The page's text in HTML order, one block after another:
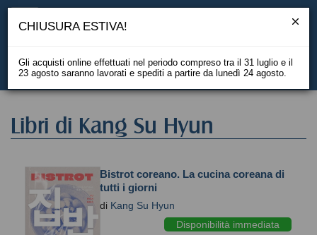
EN
Libri di Kang Su Hyun
Bistrot coreano. La cucina coreana di
tutti i giorni
di Kang Su Hyun
Disponibilità immediata
CHIUSURA ESTIVA!
Gli acquisti online effettuati nel periodo compreso tra il 31 luglio e il
23 agosto saranno lavorati e spediti a partire da lunedì 24 agosto.